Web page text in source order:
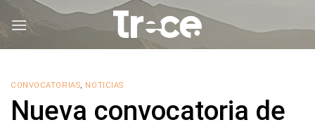
CONVOCATORIAS, NOTICIAS
Nueva convocatoria de